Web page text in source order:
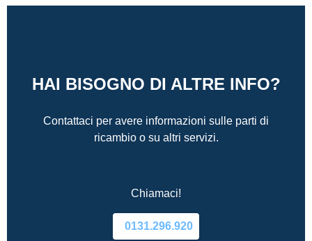
HAI BISOGNO DI ALTRE INFO?
Contattaci per avere informazioni sulle parti di
ricambio o su altri servizi.
Chiamaci!
0131.296.920